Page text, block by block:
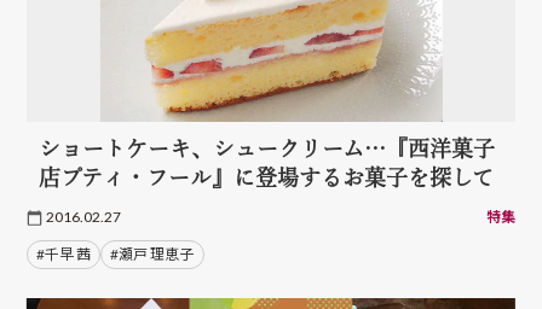
ショートケーキ、シュークリーム…『西洋菓子
店プティ・フール』に登場するお菓子を探して
2016.02.27 特集
#千早 茜 #瀬戸 理恵子